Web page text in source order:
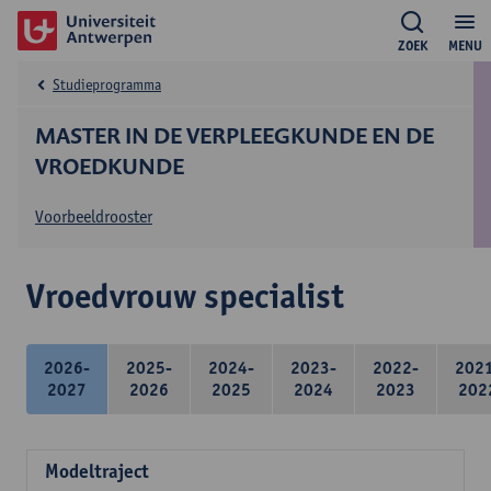
MENU
ZOEK
MASTER IN DE VERPLEEGKUNDE EN DE
VROEDKUNDE
Studieprogramma
Voorbeeldrooster
Vroedvrouw specialist
2026-
2027
2025-
2026
2024-
2025
2023-
2024
2022-
2023
Modeltraject